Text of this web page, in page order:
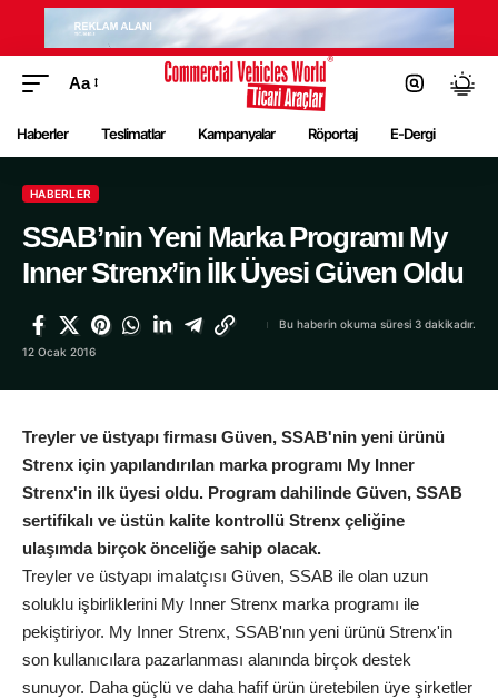
Aa
Haberler Teslimatlar Kampanyalar Röportaj E-Dergi
HABERLER
SSAB’nin Yeni Marka Programı My
Inner Strenx’in İlk Üyesi Güven Oldu
12 Ocak 2016
Bu haberin okuma süresi 3 dakikadır.
Treyler ve üstyapı firması Güven, SSAB'nin yeni ürünü
Strenx için yapılandırılan marka programı My Inner
Strenx'in ilk üyesi oldu. Program dahilinde Güven, SSAB
sertifikalı ve üstün kalite kontrollü Strenx çeliğine
ulaşımda birçok önceliğe sahip olacak.
Treyler ve üstyapı imalatçısı Güven, SSAB ile olan uzun
soluklu işbirliklerini My Inner Strenx marka programı ile
pekiştiriyor. My Inner Strenx, SSAB'nın yeni ürünü Strenx'in
son kullanıcılara pazarlanması alanında birçok destek
sunuyor. Daha güçlü ve daha hafif ürün üretebilen üye şirketler